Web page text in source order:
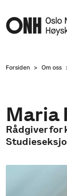
Forsiden Om oss
Maria
Rådgiver for